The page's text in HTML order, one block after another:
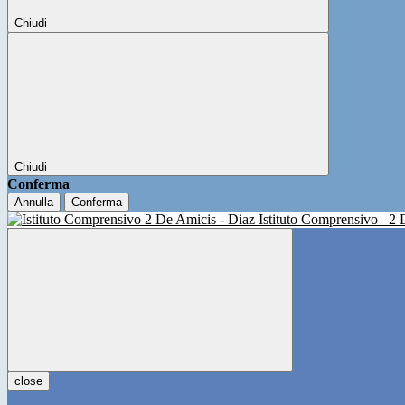
Chiudi
Chiudi
Conferma
Annulla Conferma
Istituto Comprensivo 2
close